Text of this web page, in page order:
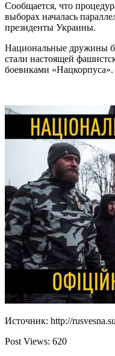
Сообщается, что
выборах началась
президенты Украины.
Национальные дружины
стали настоящей
боевиками «Нацкорпуса».
Источник: http://
Post Views: 620